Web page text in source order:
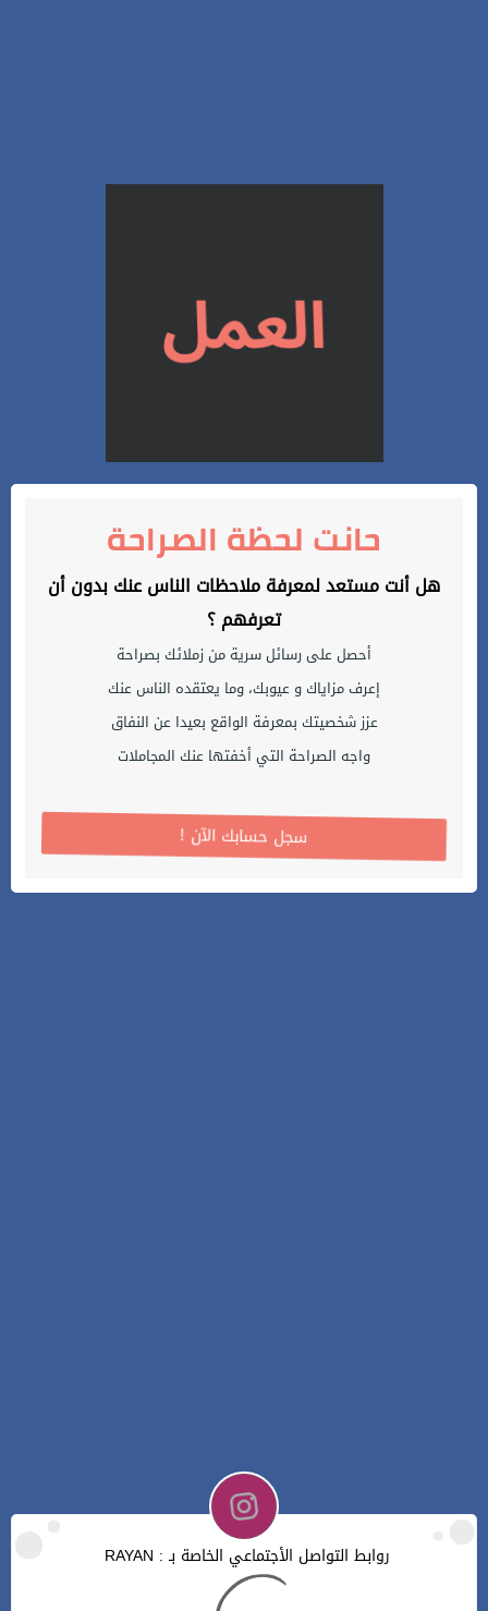
حانت لحظة الصراحة
هل أنت مستعد لمعرفة ملاحظات الناس عنك بدون أن
تعرفهم ؟
أحصل على رسائل سرية من زملائك بصراحة
إعرف مزاياك و عيوبك، وما يعتقده الناس عنك
عزز شخصيتك بمعرفة الواقع بعيدا عن النفاق
واجه الصراحة التي أخفتها عنك المجاملات
! سجل حسابك الآن
روابط التواصل الأجتماعي الخاصة بـ : RAYAN